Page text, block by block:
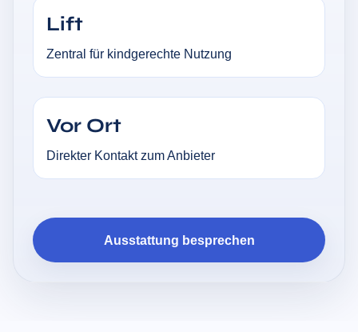
Lift
Zentral für kindgerechte Nutzung
Vor Ort
Direkter Kontakt zum Anbieter
Ausstattung besprechen